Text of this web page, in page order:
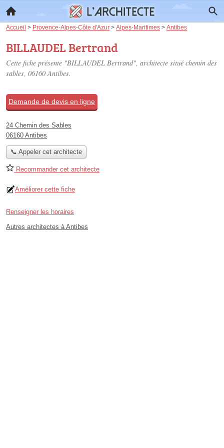
Accueil > Provence-Alpes-Côte d'Azur > Alpes-Maritimes > Antibes
BILLAUDEL Bertrand
Cette fiche présente "BILLAUDEL Bertrand", architecte situé chemin des
sables, 06160 Antibes.
Demande de devis en ligne
24 Chemin des Sables
06160 Antibes
📞 Appeler cet architecte
Recommander cet architecte
Améliorer cette fiche
Renseigner les horaires
Autres architectes à Antibes